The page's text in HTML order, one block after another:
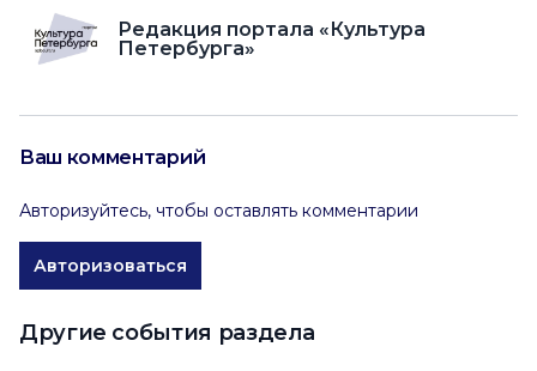
Редакция портала «Культура
Петербурга»
Ваш комментарий
Авторизуйтесь, чтобы оставлять комментарии
Авторизоваться
Другие события раздела